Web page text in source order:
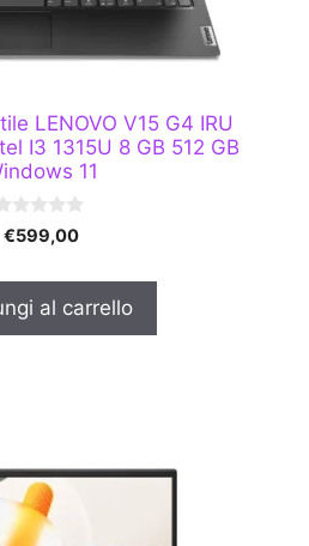
LENOVO V15 G4 IRU
I3 1315U 8 GB 512 GB
11
s
€599,00
al carrello